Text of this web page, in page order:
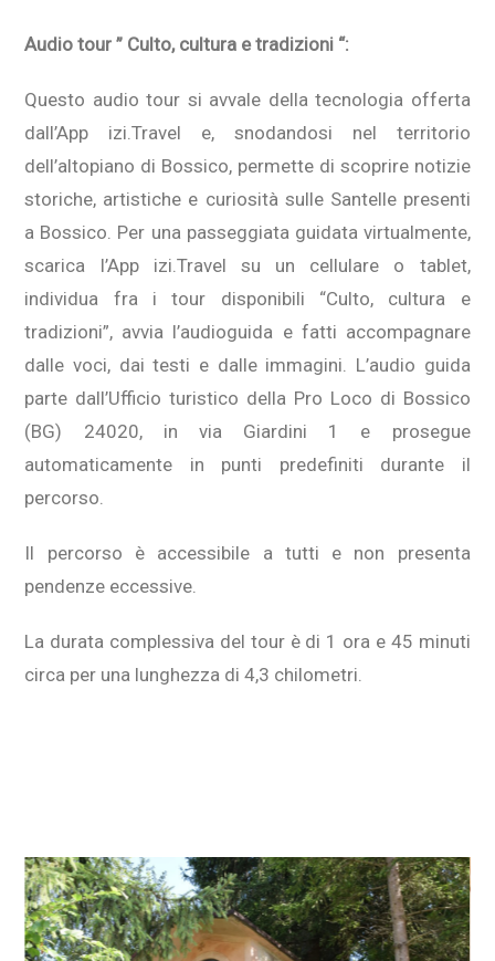
Audio tour ” Culto, cultura e tradizioni “:
Questo audio tour si avvale della tecnologia offerta
dall’App izi.Travel e, snodandosi nel territorio
dell’altopiano di Bossico, permette di scoprire notizie
storiche, artistiche e curiosità sulle Santelle presenti
a Bossico. Per una passeggiata guidata virtualmente,
scarica l’App izi.Travel su un cellulare o tablet,
individua fra i tour disponibili “Culto, cultura e
tradizioni”, avvia l’audioguida e fatti accompagnare
dalle voci, dai testi e dalle immagini. L’audio guida
parte dall’Ufficio turistico della Pro Loco di Bossico
(BG) 24020, in via Giardini 1 e prosegue
automaticamente in punti predefiniti durante il
percorso.
Il percorso è accessibile a tutti e non presenta
pendenze eccessive.
La durata complessiva del tour è di 1 ora e 45 minuti
circa per una lunghezza di 4,3 chilometri.